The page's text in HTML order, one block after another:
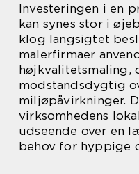
Investeringen i en
kan synes stor i
klog langsigtet
malerfirmaer
højkvalitetsmaling,
modstandsdygtig
miljøpåvirkninger.
virksomhedens
udseende over en
behov for hyppige